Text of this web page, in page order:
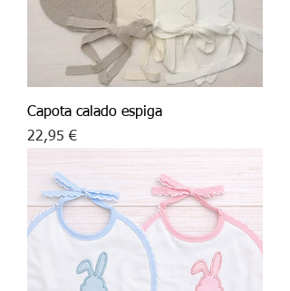
Capota calado espiga
Precio
22,95 €